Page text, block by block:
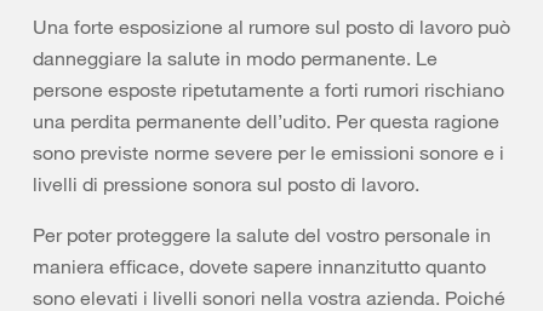
Una forte esposizione al rumore sul posto di lavoro può
danneggiare la salute in modo permanente. Le
persone esposte ripetutamente a forti rumori rischiano
una perdita permanente dell’udito. Per questa ragione
sono previste norme severe per le emissioni sonore e i
livelli di pressione sonora sul posto di lavoro.
Per poter proteggere la salute del vostro personale in
maniera efficace, dovete sapere innanzitutto quanto
sono elevati i livelli sonori nella vostra azienda. Poiché